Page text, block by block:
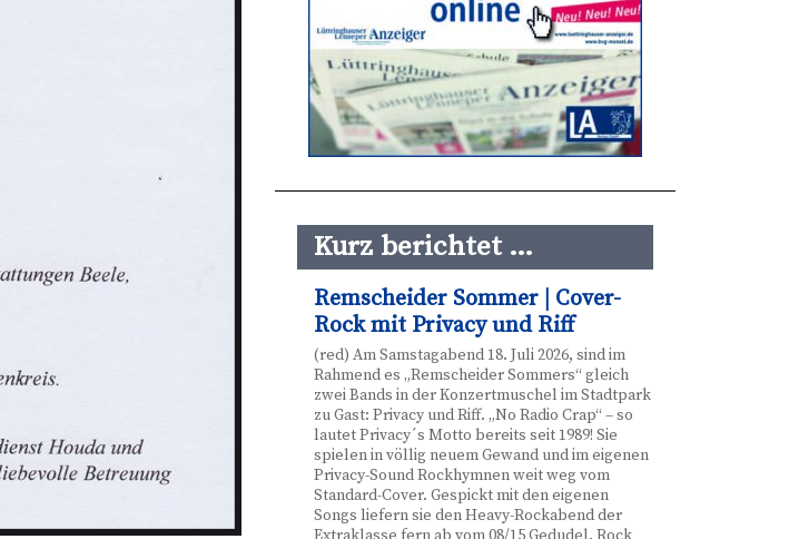
Kurz berichtet …
Remscheider Sommer | Cover-
Rock mit Privacy und Riff
(red) Am Samstagabend 18. Juli 2026, sind im
Rahmend es „Remscheider Sommers“ gleich
zwei Bands in der Konzertmuschel im Stadtpark
zu Gast: Privacy und Riff. „No Radio Crap“ – so
lautet Privacy´s Motto bereits seit 1989! Sie
spielen in völlig neuem Gewand und im eigenen
Privacy-Sound Rockhymnen weit weg vom
Standard-Cover. Gespickt mit den eigenen
Songs liefern sie den Heavy-Rockabend der